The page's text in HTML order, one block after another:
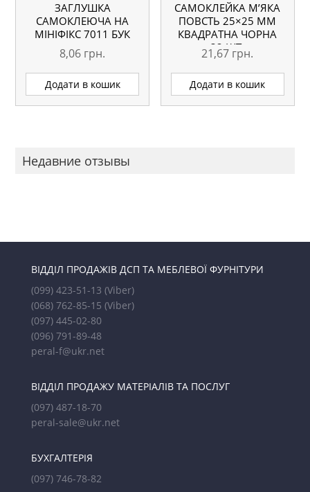
ЗАГЛУШКА
САМОКЛЕЮЧА НА
МІНІФІКС 7011 БУК
8,06 грн.
Додати в кошик
САМОКЛЕЙКА М’ЯКА
ПОВСТЬ 25×25 ММ
КВАДРАТНА ЧОРНА
32 ШТ.
21,67 грн.
Додати в кошик
Недавние отзывы
ВІДДІЛ ПРОДАЖІВ ДСП ТА МЕБЛЕВОЇ ФУРНІТУРИ
(099) 423-51-13 (Viber)
(068) 762-85-15 (Viber)
(097) 445-02-80
(096) 791-89-48
peral-f@ukr.net
ВІДДІЛ ПРОДАЖУ МАТЕРІАЛІВ ТА ПОСЛУГ
(097) 487-18-70
peral-sale@ukr.net
БУХГАЛТЕРІЯ
(097) 746-78-82